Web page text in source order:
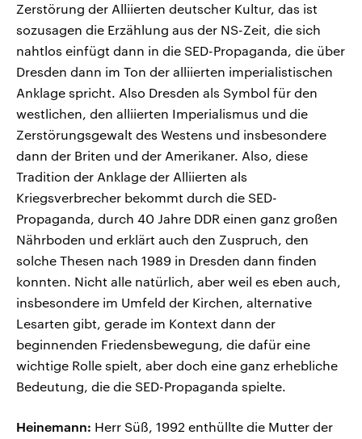
Zerstörung der Alliierten deutscher Kultur, das ist
sozusagen die Erzählung aus der NS-Zeit, die sich
nahtlos einfügt dann in die SED-Propaganda, die über
Dresden dann im Ton der alliierten imperialistischen
Anklage spricht. Also Dresden als Symbol für den
westlichen, den alliierten Imperialismus und die
Zerstörungsgewalt des Westens und insbesondere
dann der Briten und der Amerikaner. Also, diese
Tradition der Anklage der Alliierten als
Kriegsverbrecher bekommt durch die SED-
Propaganda, durch 40 Jahre DDR einen ganz großen
Nährboden und erklärt auch den Zuspruch, den
solche Thesen nach 1989 in Dresden dann finden
konnten. Nicht alle natürlich, aber weil es eben auch,
insbesondere im Umfeld der Kirchen, alternative
Lesarten gibt, gerade im Kontext dann der
beginnenden Friedensbewegung, die dafür eine
wichtige Rolle spielt, aber doch eine ganz erhebliche
Bedeutung, die die SED-Propaganda spielte.
Heinemann: Herr Süß, 1992 enthüllte die Mutter der